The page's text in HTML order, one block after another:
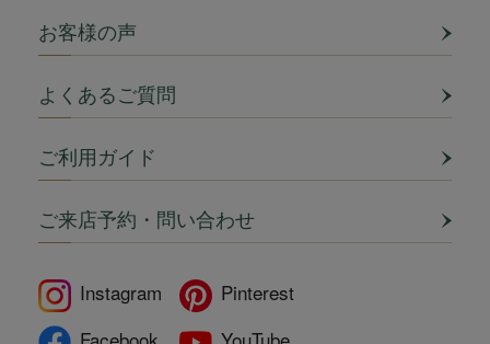
お客様の声
よくあるご質問
ご利用ガイド
ご来店予約・問い合わせ
Instagram
Pinterest